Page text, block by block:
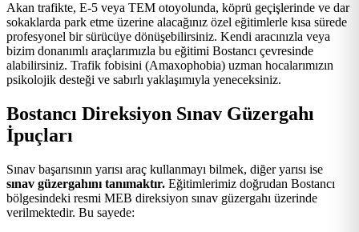
Akan trafikte, E-5 veya TEM otoyolunda, köprü geçişlerinde ve dar
sokaklarda park etme üzerine alacağınız özel eğitimlerle kısa sürede
profesyonel bir sürücüye dönüşebilirsiniz. Kendi aracınızla veya
bizim donanımlı araçlarımızla bu eğitimi Bostancı çevresinde
alabilirsiniz. Trafik fobisini (Amaxophobia) uzman hocalarımızın
psikolojik desteği ve sabırlı yaklaşımıyla yeneceksiniz.
Bostancı Direksiyon Sınav Güzergahı
İpuçları
Sınav başarısının yarısı araç kullanmayı bilmek, diğer yarısı ise
sınav güzergahını tanımaktır. Eğitimlerimiz doğrudan Bostancı
bölgesindeki resmi MEB direksiyon sınav güzergahı üzerinde
verilmektedir. Bu sayede: